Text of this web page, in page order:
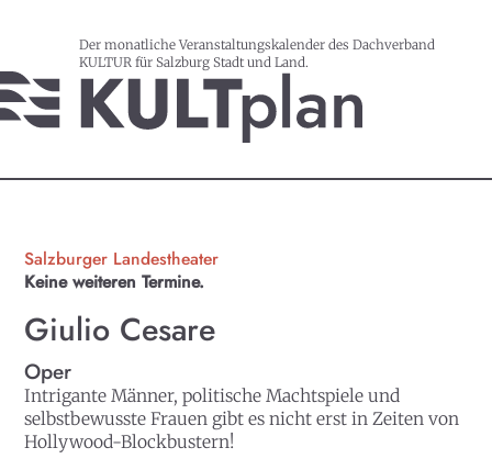
Der monatliche Veranstaltungskalender des Dachverband
KULTUR für Salzburg Stadt und Land.
Salzburger Landestheater
Keine weiteren Termine.
Giulio Cesare
Oper
Intrigante Männer, politische Machtspiele und
selbstbewusste Frauen gibt es nicht erst in Zeiten von
Hollywood-Blockbustern!